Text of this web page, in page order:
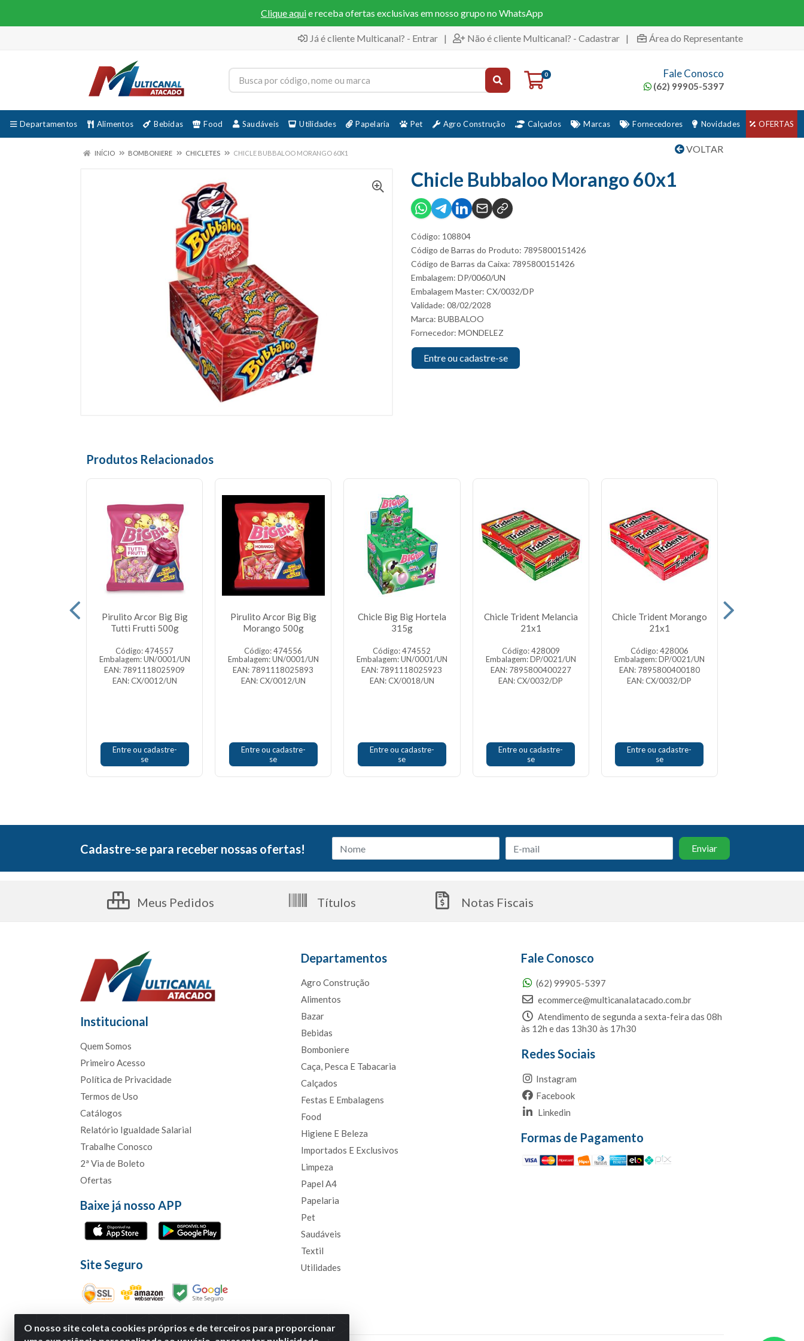
Clique aquie receba ofertas exclusivas em nosso grupo no WhatsApp
Já é cliente Multicanal? - Entrar | Não é cliente Multicanal? - Cadastrar | Área do Representante
0 Fale Conosco
(62) 99905-5397
Departamentos Alimentos Bebidas Food Saudáveis Utilidades Papelaria Pet Agro Construção Calçados Marcas Fornecedores Novidades OFERTAS
VOLTAR
INÍCIO BOMBONIERE CHICLETES CHICLE BUBBALOO MORANGO 60X1
Chicle Bubbaloo Morango 60x1
Código: 108804
Código de Barras do Produto: 7895800151426
Código de Barras da Caixa: 7895800151426
Embalagem: DP/0060/UN
Embalagem Master: CX/0032/DP
Validade: 08/02/2028
Marca: BUBBALOO
Fornecedor: MONDELEZ
Entre ou cadastre-se
Produtos Relacionados
Pirulito Arcor Big Big
Tutti Frutti 500g
Código: 474557
Embalagem: UN/0001/UN
EAN: 7891118025909
EAN: CX/0012/UN
Entre ou cadastre-
se
Pirulito Arcor Big Big
Morango 500g
Código: 474556
Embalagem: UN/0001/UN
EAN: 7891118025893
EAN: CX/0012/UN
Entre ou cadastre-
se
Chicle Big Big Hortela
315g
Código: 474552
Embalagem: UN/0001/UN
EAN: 7891118025923
EAN: CX/0018/UN
Entre ou cadastre-
se
Chicle Trident Melancia
21x1
Código: 428009
Embalagem: DP/0021/UN
EAN: 7895800400227
EAN: CX/0032/DP
Entre ou cadastre-
se
Chicle Trident Morango
21x1
Código: 428006
Embalagem: DP/0021/UN
EAN: 7895800400180
EAN: CX/0032/DP
Entre ou cadastre-
se
O nosso site coleta cookies próprios e de terceiros para proporcionar
Cadastre-se para receber nossas ofertas!
Meus Pedidos Títulos Notas Fiscais
Institucional
Quem Somos
Primeiro Acesso
Política de Privacidade
Termos de Uso
Catálogos
Relatório Igualdade Salarial
Trabalhe Conosco
2ª Via de Boleto
Ofertas
Baixe já nosso APP
Site Seguro
Departamentos
Agro Construção
Alimentos
Bazar
Bebidas
Bomboniere
Caça, Pesca E Tabacaria
Calçados
Festas E Embalagens
Food
Higiene E Beleza
Importados E Exclusivos
Limpeza
Papel A4
Papelaria
Pet
Saudáveis
Textil
Utilidades
Fale Conosco
(62) 99905-5397
ecommerce@multicanalatacado.com.br
Atendimento de segunda a sexta-feira das 08h
às 12h e das 13h30 às 17h30
Redes Sociais
Instagram
Facebook
Linkedin
Formas de Pagamento